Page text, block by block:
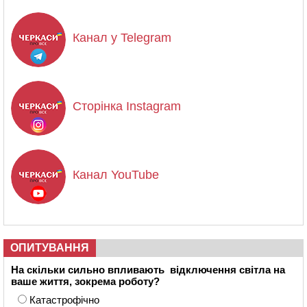
Канал у Telegram
Сторінка Instagram
Канал YouTube
ОПИТУВАННЯ
На скільки сильно впливають відключення світла на
ваше життя, зокрема роботу?
Катастрофічно